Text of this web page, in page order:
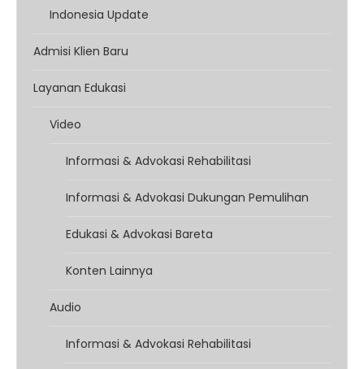
Indonesia Update
Admisi Klien Baru
Layanan Edukasi
Video
Informasi & Advokasi Rehabilitasi
Informasi & Advokasi Dukungan Pemulihan
Edukasi & Advokasi Bareta
Konten Lainnya
Audio
Informasi & Advokasi Rehabilitasi